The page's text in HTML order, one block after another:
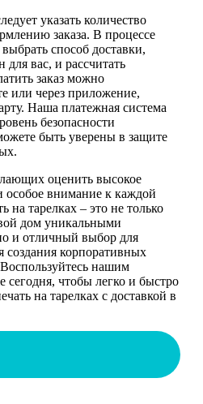
указать количество
заказа. В процессе
способ доставки,
для вас, и рассчитать
заказ можно
или через приложение,
Наша платежная система
безопасности
быть уверены в защите
оценить высокое
особое внимание к каждой
на тарелках – это не только
дом уникальными
и отличный выбор для
создания корпоративных
нашим
чтобы легко и быстро
на тарелках с доставкой в